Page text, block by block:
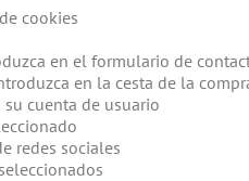
cookies
en el formulario de
en la cesta de la
cuenta de usuario
redes sociales